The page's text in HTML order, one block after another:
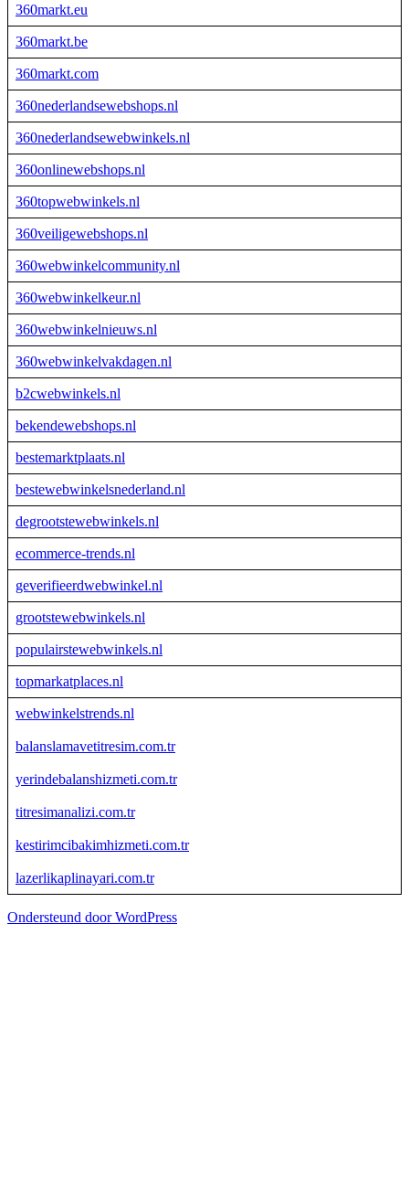
360markt.eu
360markt.be
360markt.com
360nederlandsewebshops.nl
360nederlandsewebwinkels.nl
360onlinewebshops.nl
360topwebwinkels.nl
360veiligewebshops.nl
360webwinkelcommunity.nl
360webwinkelkeur.nl
360webwinkelnieuws.nl
360webwinkelvakdagen.nl
b2cwebwinkels.nl
bekendewebshops.nl
bestemarktplaats.nl
bestewebwinkelsnederland.nl
degrootstewebwinkels.nl
ecommerce-trends.nl
geverifieerdwebwinkel.nl
grootstewebwinkels.nl
populairstewebwinkels.nl
topmarkatplaces.nl
webwinkelstrends.nl
balanslamavetitresim.com.tr
yerindebalanshizmeti.com.tr
titresimanalizi.com.tr
kestirimcibakimhizmeti.com.tr
lazerlikaplinayari.com.tr
Ondersteund door WordPress